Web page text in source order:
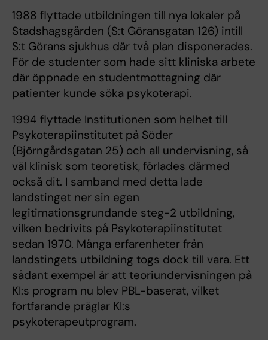
1988 flyttade utbildningen till nya lokaler på
Stadshagsgården (S:t Göransgatan 126) intill
S:t Görans sjukhus där två plan disponerades.
För de studenter som hade sitt kliniska arbete
där öppnade en studentmottagning där
patienter kunde söka psykoterapi.
1994 flyttade Institutionen som helhet till
Psykoterapiinstitutet på Söder
(Björngårdsgatan 25) och all undervisning, så
väl klinisk som teoretisk, förlades därmed
också dit. I samband med detta lade
landstinget ner sin egen
legitimationsgrundande steg-2 utbildning,
vilken bedrivits på Psykoterapiinstitutet
sedan 1970. Många erfarenheter från
landstingets utbildning togs dock till vara. Ett
sådant exempel är att teoriundervisningen på
KI:s program nu blev PBL-baserat, vilket
fortfarande präglar KI:s
psykoterapeutprogram.